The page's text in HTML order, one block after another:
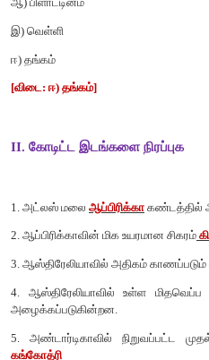
[விடை: ஆ) ii மற்றும் IV
4. ஆஸ்திரேலியாவின் மேற்கு
அ) பெரிய பிரிப்பு மலைத்தொடர்
இ) பிளிண்டர்கள் மலைத்தொடர்
ஈ) மெக்டோனெல் மலைத்தொடர்
5. கல்கூர்லி சுரங்கம் ---------------